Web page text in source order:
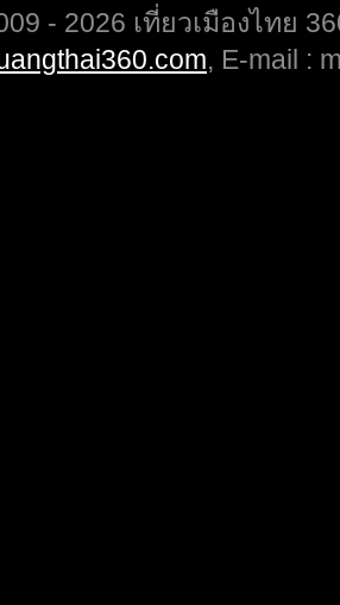
- 2026 เที่ยวเมืองไทย
, E-mail :